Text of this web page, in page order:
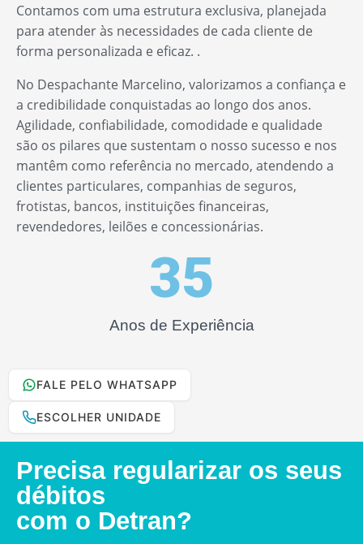
Contamos com uma estrutura exclusiva, planejada
para atender às necessidades de cada cliente de
forma personalizada e eficaz. .
No Despachante Marcelino, valorizamos a confiança e
a credibilidade conquistadas ao longo dos anos.
Agilidade, confiabilidade, comodidade e qualidade
são os pilares que sustentam o nosso sucesso e nos
mantêm como referência no mercado, atendendo a
clientes particulares, companhias de seguros,
frotistas, bancos, instituições financeiras,
revendedores, leilões e concessionárias.
Anos de Experiência
35
FALE PELO WHATSAPP
ESCOLHER UNIDADE
Precisa regularizar os seus
débitos
com o Detran?